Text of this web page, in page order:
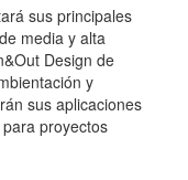
sus principales
media y alta
Design de
y
sus aplicaciones
proyectos